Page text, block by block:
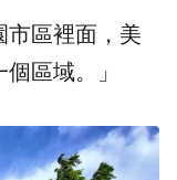
市區裡面，美
區域。」